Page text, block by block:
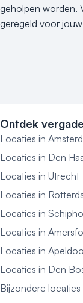
geholpen worden.
geregeld voor
Ontdek
Locaties in
Locaties in Den
Locaties in Utrecht
Locaties in
Locaties in
Locaties in
Locaties in
Locaties in Den
Bijzondere locaties